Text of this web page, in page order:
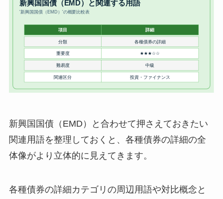
新興国国債（EMD）と合わせて押さえておきたい
関連用語を整理しておくと、各種債券の詳細の全
体像がより立体的に見えてきます。
各種債券の詳細カテゴリの周辺用語や対比概念と